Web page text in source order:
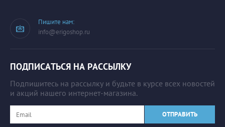
Пишите нам:
info@erigoshop.ru
ПОДПИСАТЬСЯ НА РАССЫЛКУ
Подпишитесь на рассылку и будьте в курсе всех новостей
и акций нашего интернет-магазина.
ОТПРАВИТЬ